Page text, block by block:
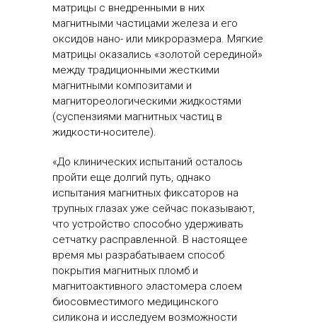
матрицы с внедренными в них
магнитными частицами железа и его
оксидов нано- или микроразмера. Мягкие
матрицы оказались «золотой серединой»
между традиционными жесткими
магнитными композитами и
магнитореологическими жидкостями
(суспензиями магнитных частиц в
жидкости-носителе).
«До клинических испытаний осталось
пройти еще долгий путь, однако
испытания магнитных фиксаторов на
трупных глазах уже сейчас показывают,
что устройство способно удерживать
сетчатку расправленной. В настоящее
время мы разрабатываем способ
покрытия магнитных пломб и
магнитоактивного эластомера слоем
биосовместимого медицинского
силикона и исследуем возможности